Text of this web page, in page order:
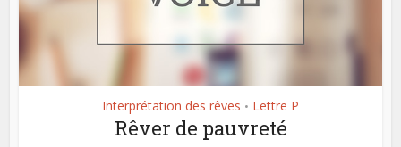
Interprétation des rêves • Lettre P
Rêver de pauvreté